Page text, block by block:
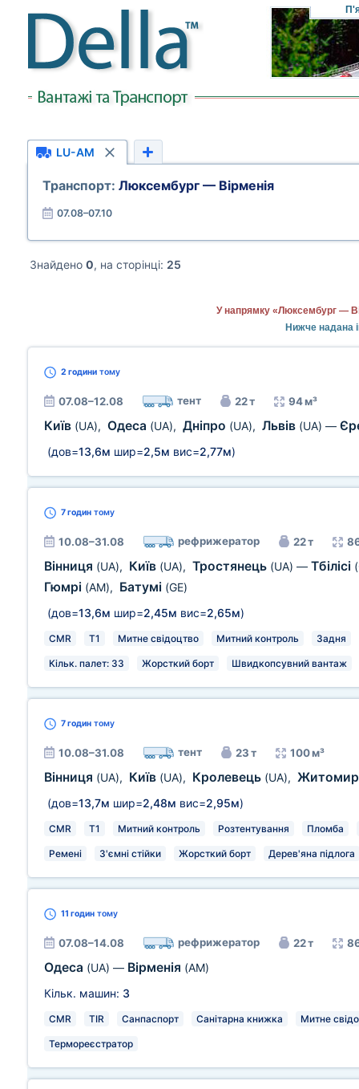
LU-AM
Транспорт: Люксембург — Вірменія
07.08–07.10
Знайдено 0, на сторінці: 25
У напрямку «Люксембург —
Нижче надана
2 години тому
07.08–12.08 тент 22 т 94 м³
Київ (UA), Одеса (UA), Дніпро (UA), Львів (UA) —
(дов=13,6м шир=2,5м вис=2,77м)
7 годин тому
10.08–31.08 рефрижератор 22 т
Вінниця (UA), Київ (UA), Тростянець (UA) — Тбілісі
Гюмрі (AM), Батумі (GE)
(дов=13,6м шир=2,45м вис=2,65м)
CMR T1 Митне свідоцтво Митний контроль Задня
Кільк. палет: 33 Жорсткий борт Швидкопсувний вантаж
7 годин тому
10.08–31.08 тент 23 т 100 м³
Вінниця (UA), Київ (UA), Кролевець (UA),
(дов=13,7м шир=2,48м вис=2,95м)
CMR T1 Митний контроль Розтентування Пломба
Ремені З'ємні стійки Жорсткий борт Дерев'яна підлога
11 годин тому
07.08–14.08 рефрижератор 22 т
Одеса (UA) — Вірменія (AM)
Кільк. машин: 3
CMR TIR Санпаспорт Санітарна книжка Митне
Термореєстратор